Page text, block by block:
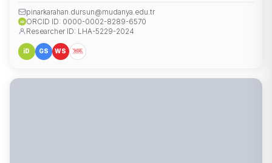
pinarkarahan.dursun@mudanya.edu.tr
iD ORCID ID: 0000-0002-8289-6570
Researcher ID: LHA-5229-2024
iD GS WS